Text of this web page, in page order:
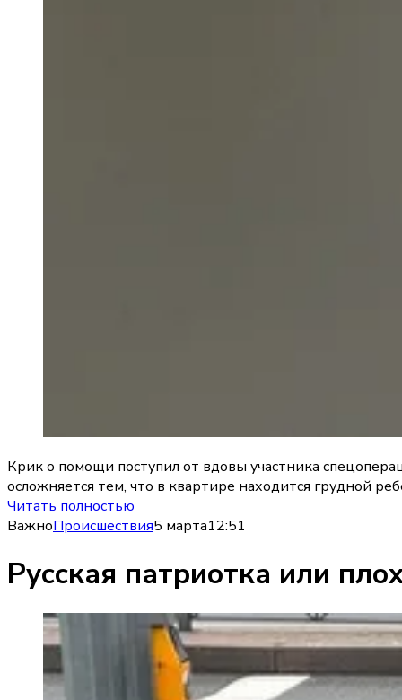
Крик о помощи поступил от вдовы участника
осложняется тем, что в квартире находится грудной
Читать полностью
ВажноПроисшествия5 марта12:51
Русская патриотка или